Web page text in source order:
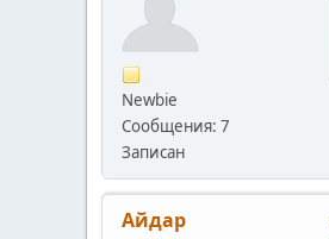
Newbie
Сообщения: 7
Записан
Айдар